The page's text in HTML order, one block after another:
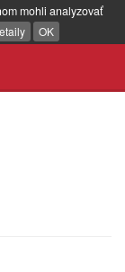
mohli analyzovať
OK